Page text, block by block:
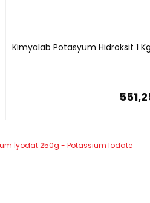
Kimyalab Potasyum Hidroksit 1